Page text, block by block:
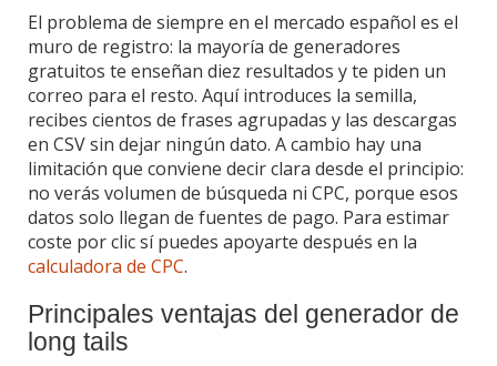
El problema de siempre en el mercado español es el
muro de registro: la mayoría de generadores
gratuitos te enseñan diez resultados y te piden un
correo para el resto. Aquí introduces la semilla,
recibes cientos de frases agrupadas y las descargas
en CSV sin dejar ningún dato. A cambio hay una
limitación que conviene decir clara desde el principio:
no verás volumen de búsqueda ni CPC, porque esos
datos solo llegan de fuentes de pago. Para estimar
coste por clic sí puedes apoyarte después en la
calculadora de CPC.
Principales ventajas del generador de
long tails